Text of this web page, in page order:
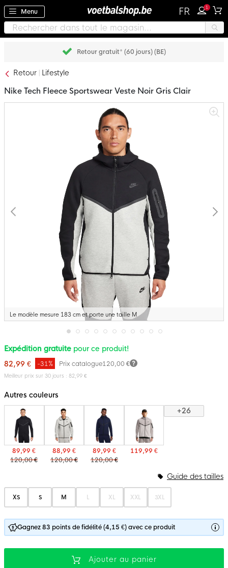
Menu FR 1
Retour gratuit* (60 jours) (BE)
Retour Lifestyle
Le modèle mesure 183 cm et porte une taille M
Passer
au
de
la
Nike Tech Fleece Sportswear Veste Noir Gris Clair
Expédition gratuite pour ce produit!
82,99 €
Prix catalogue120,00 €
-31%
Meilleur prix sur 30 jours : 82,99 €
Autres couleurs
89,99 €
120,00 €
88,99 €
120,00 €
89,99 €
120,00 €
119,99 €
+26
XS S M L XL XXL 3XL
Guide des tailles
Gagnez 83 points de fidélité (4,15 €) avec ce produit
Ajouter au panier